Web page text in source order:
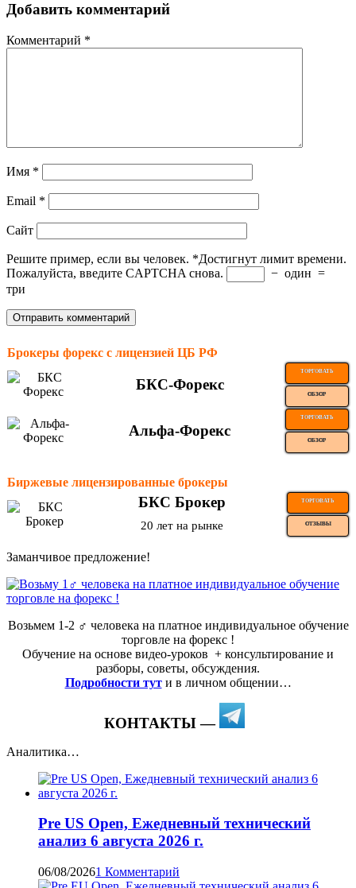
Добавить комментарий
Комментарий *
Имя *
Email *
Сайт
Решите пример, если вы человек. *Достигнут лимит времени.
Пожалуйста, введите CAPTCHA снова.
− один =
три
Брокеры форекс с лицензией ЦБ РФ
БКС-Форекс
ТОРГОВАТЬ
ОБЗОР
Альфа-Форекс
ТОРГОВАТЬ
ОБЗОР
Биржевые лицензированные брокеры
БКС Брокер ТОРГОВАТЬ
20 лет на рынке ОТЗЫВЫ
Заманчивое предложение!
Возьмем 1-2 ‍♂️ человека на платное индивидуальное обучение
торговле на форекс !
Обучение на основе видео-уроков ️ + консультирование и
разборы, советы, обсуждения.
Подробности тут и в личном общении…
КОНТАКТЫ —
Аналитика…
Pre US Open, Ежедневный технический
анализ 6 августа 2026 г.
06/08/20261 Комментарий